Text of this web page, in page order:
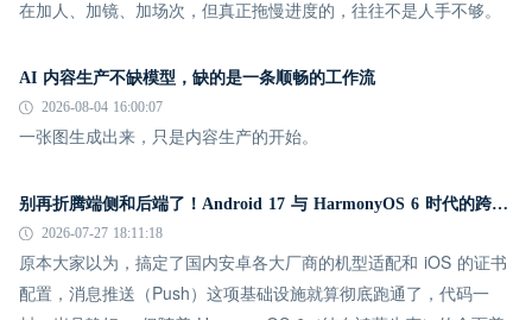
在加人、加镜、加场次，但真正拖慢进度的，往往不是人手不够。
AI 内容生产不缺模型，缺的是一条顺畅的工作流
2026-08-04 16:00:07
一张图生成出来，只是内容生产的开始。
别再折腾端侧和后端了！Android 17 与 HarmonyOS 6 时代的跨平台推送指南
2026-07-27 18:11:18
原本大家以为，搞定了国内安卓各大厂商的机型适配和 iOS 的证书
配置，消息推送（Push）这项基础设施就算彻底跑通了，代码一